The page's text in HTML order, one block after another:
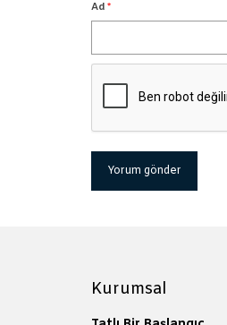
Ad *
Kurumsal